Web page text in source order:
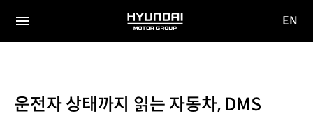
전체
HYUNDAI
MOTOR
EN
운전자 상태까지 읽는 자동차, DMS